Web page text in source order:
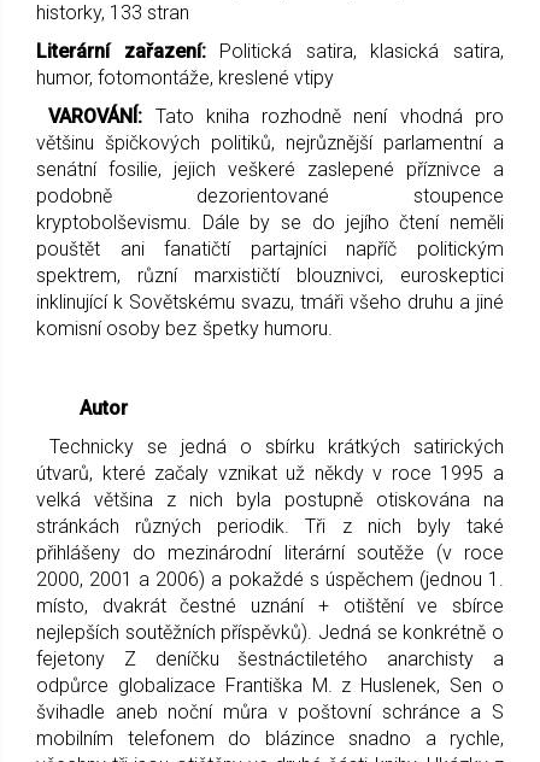
historky, 133 stran
Literární zařazení: Politická satira, klasická satira,
humor, fotomontáže, kreslené vtipy
VAROVÁNÍ: Tato kniha rozhodně není vhodná pro
většinu špičkových politiků, nejrůznější parlamentní a
senátní fosilie, jejich veškeré zaslepené příznivce a
podobně dezorientované stoupence
kryptobolševismu. Dále by se do jejíhočtení neměli
pouštět ani fanatičtí partajníci napříč politickým
spektrem, různí marxističtí blouznivci, euroskeptici
inklinující k Sovětskému svazu, tmáři všeho druhu a jiné
komisní osoby bez špetky humoru.
Autor
Technicky se jedná o sbírku krátkých satirických
útvarů, které začaly vznikat už někdy v roce 1995 a
velká většina z nich byla postupně otiskována na
stránkách různých periodik. Tři z nich byly také
přihlášeny do mezinárodní literární soutěže (v roce
2000, 2001 a 2006) a pokaždé s úspěchem (jednou 1.
místo, dvakrát čestné uznání + otištění ve sbírce
nejlepších soutěžních příspěvků). Jedná se konkrétně o
fejetony Z deníčku šestnáctiletého anarchisty a
odpůrce globalizace Františka M. z Huslenek, Sen o
švihadle aneb noční můra v poštovní schránce a S
mobilním telefonem do blázince snadno a rychle,